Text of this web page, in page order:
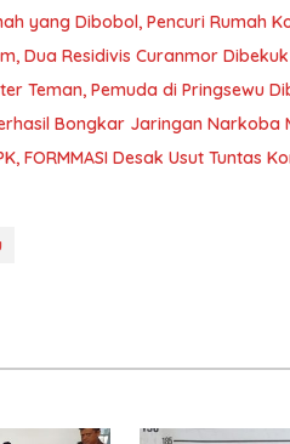
yang Dibobol, Pencuri Rumah
Dua Residivis Curanmor
Teman, Pemuda di Pringsewu
Bongkar Jaringan Narkoba
FORMMASI Desak Usut Tuntas